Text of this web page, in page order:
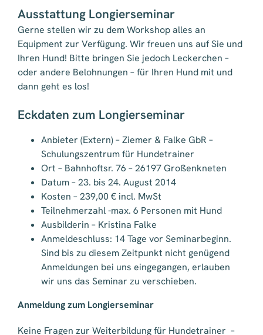
Ausstattung Longierseminar
Gerne stellen wir zu dem Workshop alles an
Equipment zur Verfügung. Wir freuen uns auf Sie und
Ihren Hund! Bitte bringen Sie jedoch Leckerchen –
oder andere Belohnungen – für Ihren Hund mit und
dann geht es los!
Eckdaten zum Longierseminar
Anbieter (Extern) – Ziemer & Falke GbR –
Schulungszentrum für Hundetrainer
Ort – Bahnhoftsr. 76 – 26197 Großenkneten
Datum – 23. bis 24. August 2014
Kosten – 239,00 € incl. MwSt
Teilnehmerzahl -max. 6 Personen mit Hund
Ausbilderin – Kristina Falke
Anmeldeschluss: 14 Tage vor Seminarbeginn.
Sind bis zu diesem Zeitpunkt nicht genügend
Anmeldungen bei uns eingegangen, erlauben
wir uns das Seminar zu verschieben.
Anmeldung zum Longierseminar
Keine Fragen zur Weiterbildung für Hundetrainer –